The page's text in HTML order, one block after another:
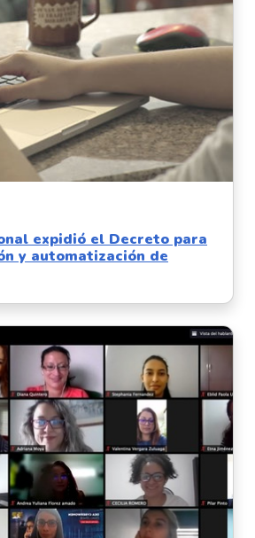
expidió el Decreto para
y automatización de